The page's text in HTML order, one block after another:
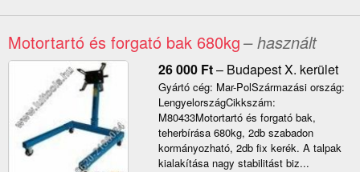
Motortartó és forgató bak 680kg– használt
26 000 Ft– Budapest X. kerület
Gyártó cég: Mar-PolSzármazási ország:
LengyelországCikkszám:
M80433Motortartó és forgató bak,
teherbírása 680kg, 2db szabadon
kormányozható, 2db fix kerék. A talpak
kialakítása nagy stabilitást biz...